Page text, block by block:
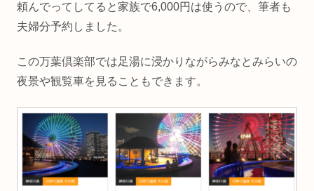
頼んでってしてると家族で6,000円は使うので、筆者も
夫婦分予約しました。
この万葉倶楽部では足湯に浸かりながらみなとみらいの
夜景や観覧車を見ることもできます。